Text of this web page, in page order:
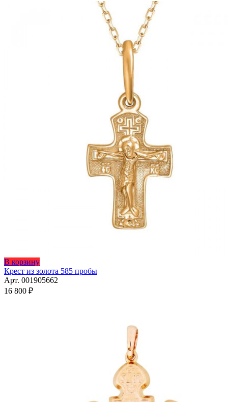
В корзину
Крест из золота 585 пробы
Арт. 001905662
16 800 ₽